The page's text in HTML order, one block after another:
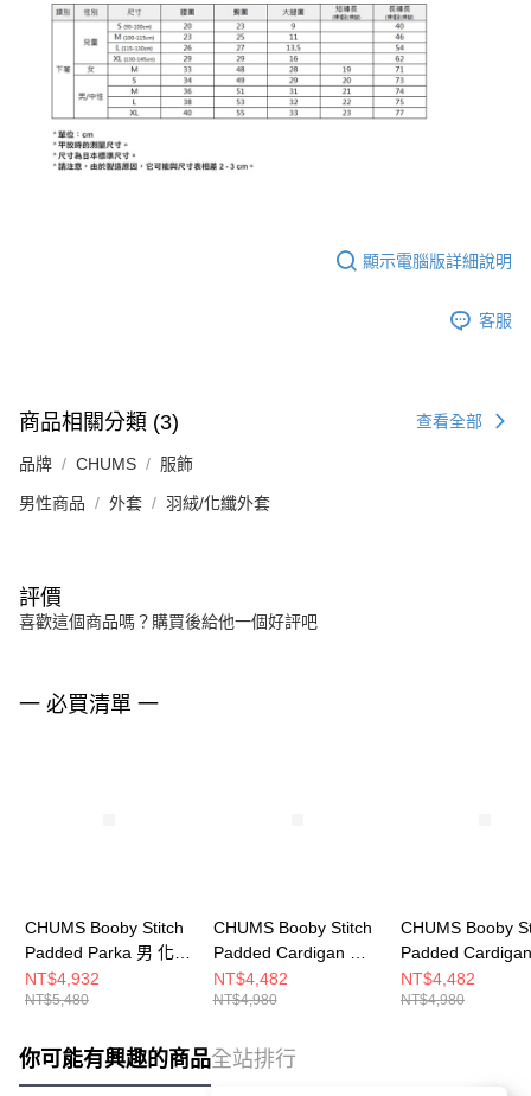
顯示電腦版詳細說明
客服
商品相關分類 (3) 查看全部
品牌 CHUMS 服飾
男性商品 外套 羽絨/化纖外套
評價
喜歡這個商品嗎？購買後給他一個好評吧
一 必買清單 一
CHUMS Booby Stitch
Padded Parka 男 化纖
外套 橄欖綠
CH041468M032
NT$4,932
NT$5,480
CHUMS Booby Stitch
Padded Cardigan 男
化纖外套 米灰色
CH041469G057
NT$4,482
NT$4,980
CHUMS Booby
Padded
化纖外套 米灰色
CH141469G057
NT$4,482
NT$4,980
你可能有興趣的商品全站排行